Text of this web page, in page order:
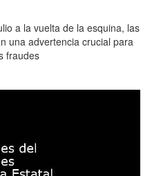
a la vuelta de la esquina, las
una advertencia crucial para
fraudes